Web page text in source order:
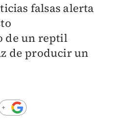
falsas alerta
de un reptil
de producir un